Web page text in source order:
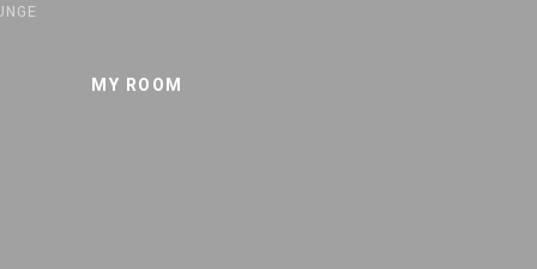
MY ROOM